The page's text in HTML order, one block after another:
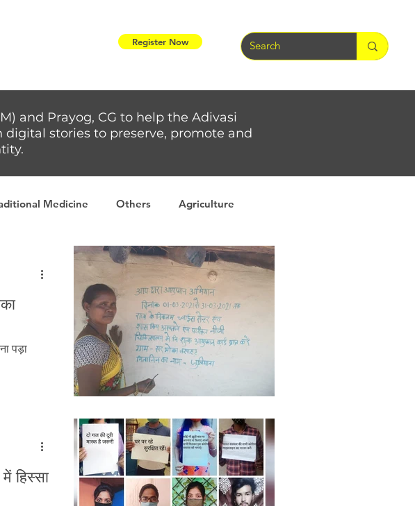
Register Now
and Prayog, CG to help the Adivasi
stories to preserve, promote and
Medicine Others Agriculture
Tribal Warriors Weather
Tribal Rights Literature
पड़ा
हिस्सा